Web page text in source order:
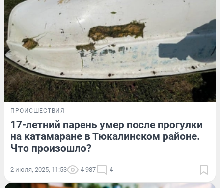
ПРОИСШЕСТВИЯ
17-летний парень умер после прогулки
на катамаране в Тюкалинском районе.
Что произошло?
2 июля, 2025, 11:53 4 987 4